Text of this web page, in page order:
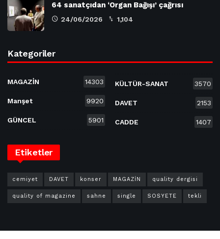
64 sanatçıdan ‘Organ Bağışı’ çağrısı
24/06/2026 1,104
Kategoriler
MAGAZİN 14303
Manşet 9920
GÜNCEL 5901
KÜLTÜR-SANAT 3570
DAVET 2153
CADDE 1407
Etiketler
cemiyet DAVET konser MAGAZİN quality dergisi
quality of magazine sahne single SOSYETE tekli